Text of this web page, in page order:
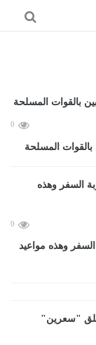
0
المسلحة
0
وهذه مواعيد